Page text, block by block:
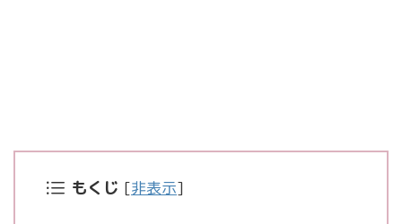
もくじ [非表示]